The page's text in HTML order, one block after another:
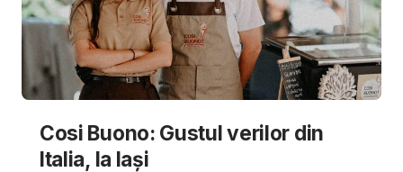
Cosi Buono: Gustul verilor din
Italia, la Iași